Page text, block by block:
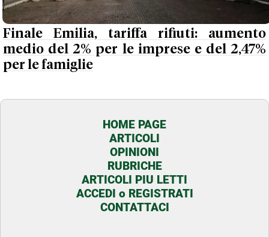
Finale Emilia, tariffa rifiuti: aumento
medio del 2% per le imprese e del 2,47%
per le famiglie
HOME PAGE
ARTICOLI
OPINIONI
RUBRICHE
ARTICOLI PIU LETTI
ACCEDI o REGISTRATI
CONTATTACI